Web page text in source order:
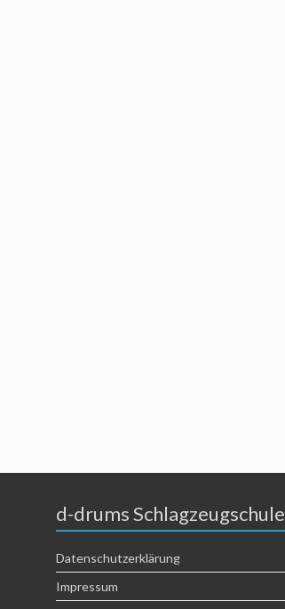
d-drums Schlagzeugschule
Datenschutzerklärung
Impressum